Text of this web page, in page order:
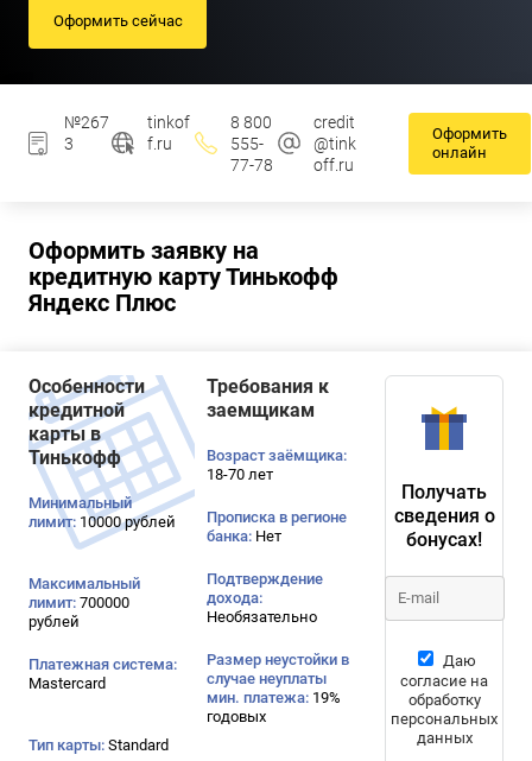
Оформить сейчас
№267
3
tinkof
f.ru
8 800
555-
77-78
credit
@tink
off.ru
Оформить
онлайн
Оформить заявку на
кредитную карту Тинькофф
Яндекс Плюс
Особенности
кредитной
карты в
Тинькофф
Минимальный
лимит: 10000 рублей
Максимальный
лимит: 700000
рублей
Платежная система:
Mastercard
Тип карты: Standard
Требования к
заемщикам
Возраст заёмщика:
18-70 лет
Прописка в регионе
банка: Нет
Подтверждение
дохода:
Необязательно
Размер неустойки в
случае неуплаты
мин. платежа: 19%
годовых
Получать
сведения о
бонусах!
Даю
согласие на
обработку
персональных
данных